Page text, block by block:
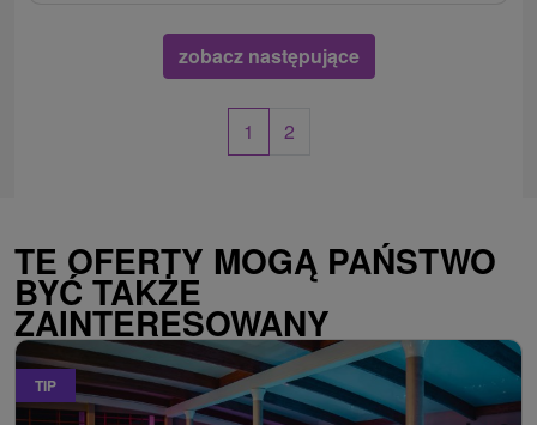
zobacz następujące
1 2
TE OFERTY MOGĄ PAŃSTWO
BYĆ TAKŻE
ZAINTERESOWANY
TIP